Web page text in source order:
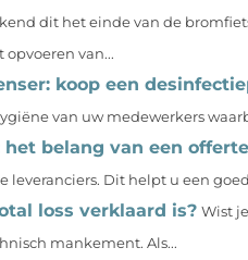
dit het einde van de
van...
koop een
van uw medewerkers
belang van een
leveranciers. Dit helpt u een
loss verklaard is? Wist
mankement. Als...